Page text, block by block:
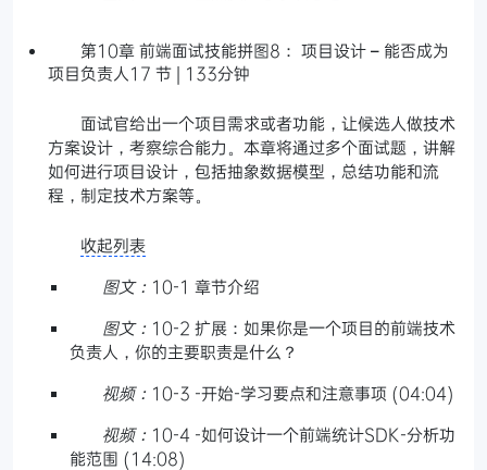
第10章 前端面试技能拼图8： 项目设计 – 能否成为
项目负责人17 节 | 133分钟
面试官给出一个项目需求或者功能，让候选人做技术
方案设计，考察综合能力。本章将通过多个面试题，讲解
如何进行项目设计，包括抽象数据模型，总结功能和流
程，制定技术方案等。
收起列表
图文： 10-1 章节介绍
图文： 10-2 扩展：如果你是一个项目的前端技术
负责人，你的主要职责是什么？
视频： 10-3 -开始-学习要点和注意事项 (04:04)
视频： 10-4 -如何设计一个前端统计SDK-分析功
能范围 (14:08)